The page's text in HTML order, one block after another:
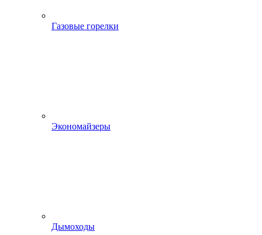
Газовые горелки
Экономайзеры
Дымоходы